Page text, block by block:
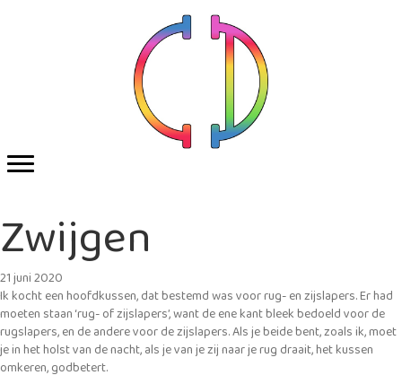
Zwijgen
21 juni 2020
Ik kocht een hoofdkussen, dat bestemd was voor rug- en zijslapers. Er had
moeten staan ‘rug- of zijslapers’, want de ene kant bleek bedoeld voor de
rugslapers, en de andere voor de zijslapers. Als je beide bent, zoals ik, moet
je in het holst van de nacht, als je van je zij naar je rug draait, het kussen
omkeren, godbetert.